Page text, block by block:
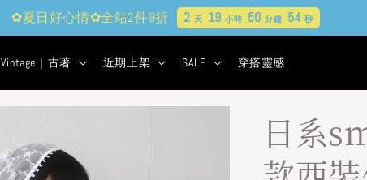
✿夏日好心情✿全站2件9折 2 天 19小時 50分鐘 52秒
Vintage｜古著 近期上架 SALE 穿搭靈感
日系